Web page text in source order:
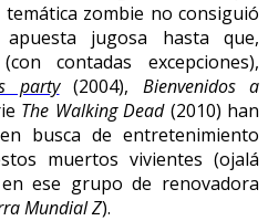
zombie no consiguió
jugosa hasta que,
contadas excepciones),
party (2004), Bienvenidos a
The Walking Dead(2010) han
busca de entretenimiento
muertos vivientes (ojalá
ese grupo de renovadora
Mundial Z).